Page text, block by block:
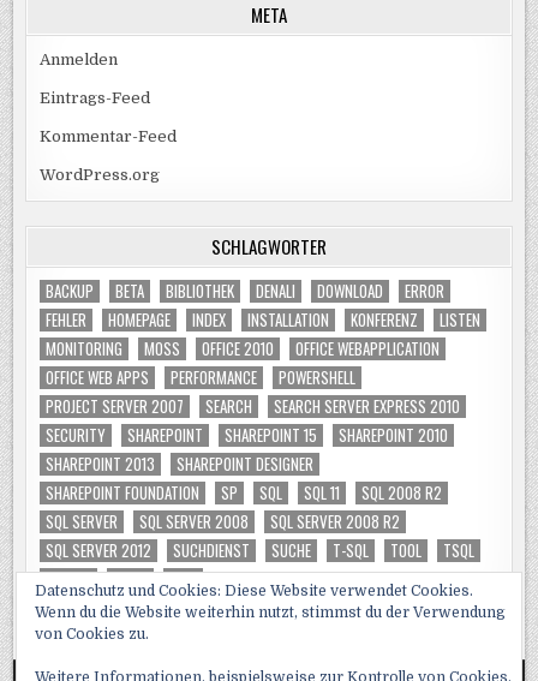
META
Anmelden
Eintrags-Feed
Kommentar-Feed
WordPress.org
SCHLAGWÖRTER
BACKUP BETA BIBLIOTHEK DENALI DOWNLOAD
ERROR
FEHLER
HOMEPAGE INDEX INSTALLATION KONFERENZ
LISTEN
MONITORING
MOSS OFFICE 2010
OFFICE WEBAPPLICATION
OFFICE WEB APPS
PERFORMANCE
POWERSHELL
PROJECT SERVER 2007
SEARCH
SEARCH SERVER EXPRESS 2010
SECURITY
SHAREPOINT SHAREPOINT 15
SHAREPOINT 2010
SHAREPOINT 2013
SHAREPOINT DESIGNER
SHAREPOINT FOUNDATION
SP SQL SQL 11
SQL 2008 R2
SQL SERVER
SQL SERVER 2008
SQL SERVER 2008 R2
SQL SERVER 2012
SUCHDIENST SUCHE T-SQL TOOL
TSQL
TUNING
VIDEO WSS
Datenschutz und Cookies: Diese Website verwendet Cookies.
Wenn du die Website weiterhin nutzt, stimmst du der Verwendung
von Cookies zu.
Weitere Informationen, beispielsweise zur Kontrolle von Cookies,